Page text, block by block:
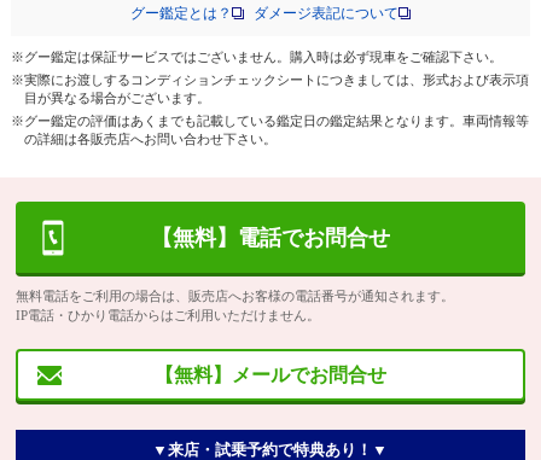
グー鑑定とは？ ダメージ表記について
※グー鑑定は保証サービスではございません。購入時は必ず現車をご確認下さい。
※実際にお渡しするコンディションチェックシートにつきましては、形式および表示項
目が異なる場合がございます。
※グー鑑定の評価はあくまでも記載している鑑定日の鑑定結果となります。車両情報等
の詳細は各販売店へお問い合わせ下さい。
【無料】電話でお問合せ
無料電話をご利用の場合は、販売店へお客様の電話番号が通知されます。
IP電話・ひかり電話からはご利用いただけません。
【無料】メールでお問合せ
▼来店・試乗予約で特典あり！▼